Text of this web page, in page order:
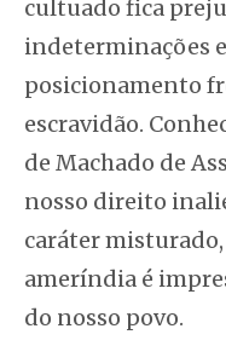
cultuado fica
indeterminações
posicionamento
escravidão.
de Machado de
nosso direito
caráter
ameríndia é
do nosso povo.